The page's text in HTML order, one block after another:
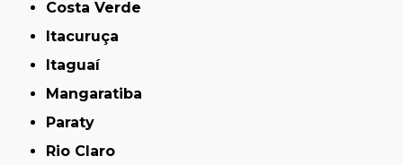
Costa Verde
Itacuruça
Itaguaí
Mangaratiba
Paraty
Rio Claro